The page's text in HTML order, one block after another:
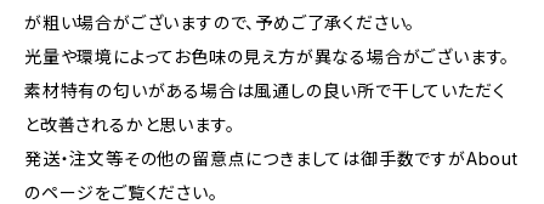
が粗い場合がございますので、予めご了承ください。
光量や環境によってお色味の見え方が異なる場合がございます。
素材特有の匂いがある場合は風通しの良い所で干していただく
と改善されるかと思います。
発送・注文等その他の留意点につきましては御手数ですがAbout
のページをご覧ください。